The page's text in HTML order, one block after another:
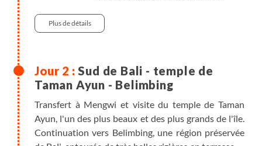
Plus de détails
Sud de Bali - temple de
Taman Ayun - Belimbing
Transfert à Mengwi et visite du temple de Taman
Ayun, l'un des plus beaux et des plus grands de l'île.
Continuation vers Belimbing, une région préservée